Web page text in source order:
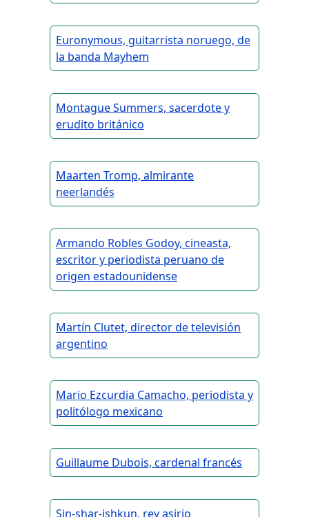
Euronymous, guitarrista noruego, de
la banda Mayhem
Montague Summers, sacerdote y
erudito británico
Maarten Tromp, almirante
neerlandés
Armando Robles Godoy, cineasta,
escritor y periodista peruano de
origen estadounidense
Martín Clutet, director de televisión
argentino
Mario Ezcurdia Camacho, periodista y
politólogo mexicano
Guillaume Dubois, cardenal francés
Sin-shar-ishkun, rey asirio